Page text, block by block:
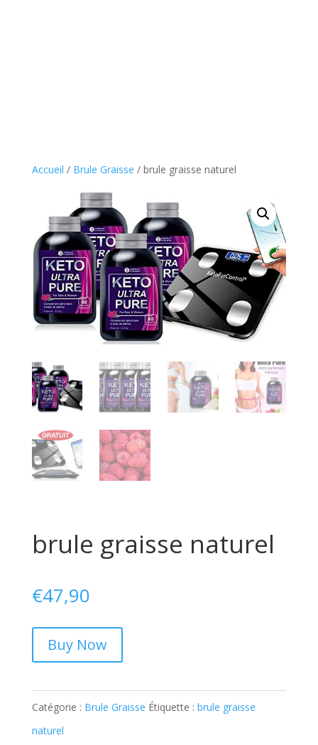
Accueil / Brule Graisse / brule graisse naturel
brule graisse naturel
€47,90
Buy Now
Catégorie : Brule Graisse Étiquette : brule graisse
naturel